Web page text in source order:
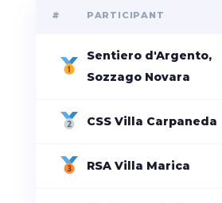
# PARTICIPANT
Sentiero d'Argento,
Sozzago Novara
CSS Villa Carpaneda
RSA Villa Marica